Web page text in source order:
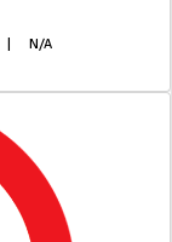
N/A